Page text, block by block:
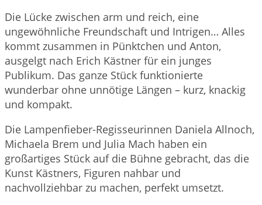
Die Lücke zwischen arm und reich, eine
ungewöhnliche Freundschaft und Intrigen… Alles
kommt zusammen in Pünktchen und Anton,
ausgelgt nach Erich Kästner für ein junges
Publikum. Das ganze Stück funktionierte
wunderbar ohne unnötige Längen – kurz, knackig
und kompakt.
Die Lampenfieber-Regisseurinnen Daniela Allnoch,
Michaela Brem und Julia Mach haben ein
großartiges Stück auf die Bühne gebracht, das die
Kunst Kästners, Figuren nahbar und
nachvollziehbar zu machen, perfekt umsetzt.